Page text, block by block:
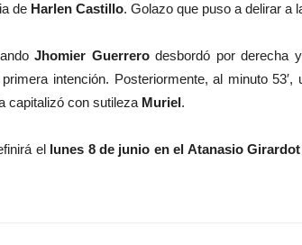
de Harlen Castillo. Golazo que puso a delirar a
Jhomier Guerrerodesbordó por derecha
intención. Posteriormente, al minuto 53′,
capitalizó con sutileza Muriel.
ellunes 8 de junio en el Atanasio